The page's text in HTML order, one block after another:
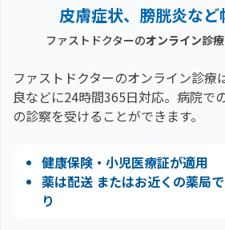
皮膚症状、膀胱炎な
ファストドクターのオンライン診療
ファストドクターのオンライン診療
良などに24時間365日対応。 病院で
の診察を受けることができます。
健康保険・小児医療証が適用
薬は配送 またはお近くの薬局
り